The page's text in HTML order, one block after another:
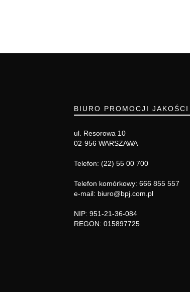
BIURO PROMOCJI JAKOŚCI
ul. Resorowa 10
02-956 WARSZAWA
Telefon: (22) 55 00 700
Telefon komórkowy: 666 855 557
e-mail: biuro@bpj.com.pl
NIP: 951-21-36-084
REGON: 015897725